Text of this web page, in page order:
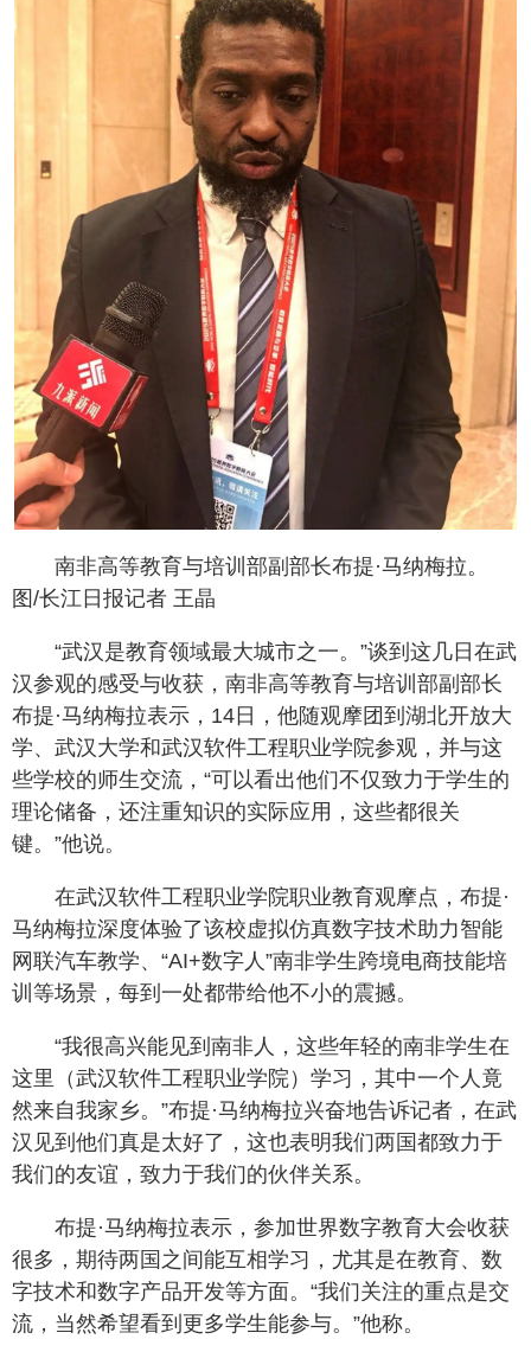
南非高等教育与培训部副部长布提·马纳梅拉。
图/长江日报记者 王晶
“武汉是教育领域最大城市之一。”谈到这几日在武
汉参观的感受与收获，南非高等教育与培训部副部长
布提·马纳梅拉表示，14日，他随观摩团到湖北开放大
学、武汉大学和武汉软件工程职业学院参观，并与这
些学校的师生交流，“可以看出他们不仅致力于学生的
理论储备，还注重知识的实际应用，这些都很关
键。”他说。
在武汉软件工程职业学院职业教育观摩点，布提·
马纳梅拉深度体验了该校虚拟仿真数字技术助力智能
网联汽车教学、“AI+数字人”南非学生跨境电商技能培
训等场景，每到一处都带给他不小的震撼。
“我很高兴能见到南非人，这些年轻的南非学生在
这里（武汉软件工程职业学院）学习，其中一个人竟
然来自我家乡。”布提·马纳梅拉兴奋地告诉记者，在武
汉见到他们真是太好了，这也表明我们两国都致力于
我们的友谊，致力于我们的伙伴关系。
布提·马纳梅拉表示，参加世界数字教育大会收获
很多，期待两国之间能互相学习，尤其是在教育、数
字技术和数字产品开发等方面。“我们关注的重点是交
流，当然希望看到更多学生能参与。”他称。